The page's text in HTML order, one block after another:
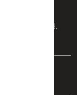
kunt u contact
adviesprijzen
gewijzigd.